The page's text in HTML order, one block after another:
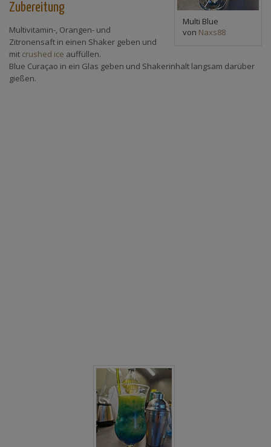
Multi Blue
von Naxs88
Zubereitung
Multivitamin-, Orangen- und
Zitronensaft in einen Shaker geben und
mit crushed ice auffüllen.
Blue Curaçao in ein Glas geben und Shakerinhalt langsam darüber
gießen.